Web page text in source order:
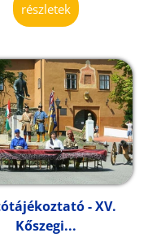
részletek
- XV.
Kőszegi...